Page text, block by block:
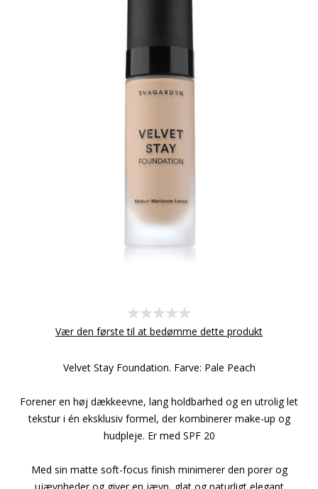
Vær den første til at bedømme dette produkt
Velvet Stay Foundation. Farve: Pale Peach
Forener en høj dækkeevne, lang holdbarhed og en utrolig let
tekstur i én eksklusiv formel, der kombinerer make-up og
hudpleje. Er med SPF 20
Med sin matte soft-focus finish minimerer den porer og